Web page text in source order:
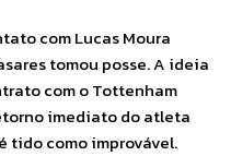
com Lucas Moura
tomou posse. A ideia
com o Tottenham
imediato do atleta
tido como improvável.